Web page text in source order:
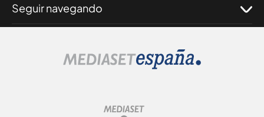
Seguir navegando